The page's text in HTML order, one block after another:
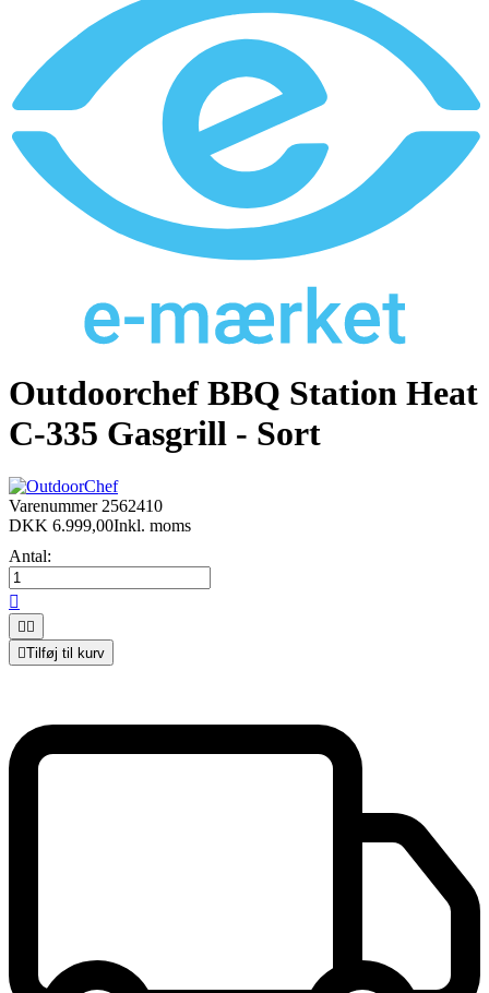
Outdoorchef BBQ Station Heat
C-335 Gasgrill - Sort
Varenummer 2562410
DKK 6.999,00Inkl. moms
Antal:

 
Tilføj til kurv